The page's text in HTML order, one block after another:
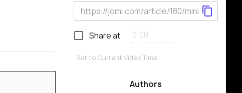
Share at
Set to Current Video Time
Authors